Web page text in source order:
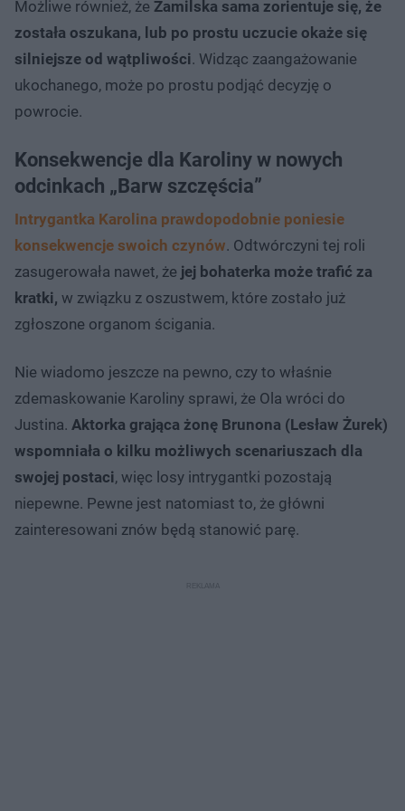
Możliwe również, że Zamilska sama zorientuje się, że
została oszukana, lub po prostu uczucie okaże się
silniejsze od wątpliwości. Widząc zaangażowanie
ukochanego, może po prostu podjąć decyzję o
powrocie.
Konsekwencje dla Karoliny w nowych
odcinkach „Barw szczęścia”
Intrygantka Karolina prawdopodobnie poniesie
konsekwencje swoich czynów. Odtwórczyni tej roli
zasugerowała nawet, że jej bohaterka może trafić za
kratki, w związku z oszustwem, które zostało już
zgłoszone organom ścigania.
Nie wiadomo jeszcze na pewno, czy to właśnie
zdemaskowanie Karoliny sprawi, że Ola wróci do
Justina. Aktorka grająca żonę Brunona (Lesław Żurek)
wspomniała o kilku możliwych scenariuszach dla
swojej postaci, więc losy intrygantki pozostają
niepewne. Pewne jest natomiast to, że główni
zainteresowani znów będą stanowić parę.